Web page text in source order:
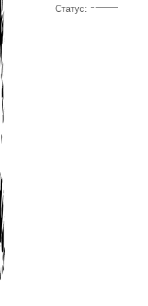
Статус: